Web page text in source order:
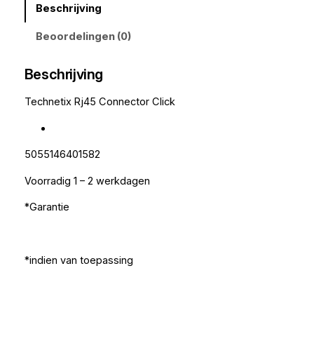
Beschrijving
Beoordelingen (0)
Beschrijving
Technetix Rj45 Connector Click
5055146401582
Voorradig 1 – 2 werkdagen
*Garantie
*indien van toepassing